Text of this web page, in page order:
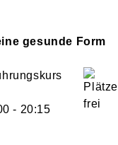
gesunde Form
- 20:15